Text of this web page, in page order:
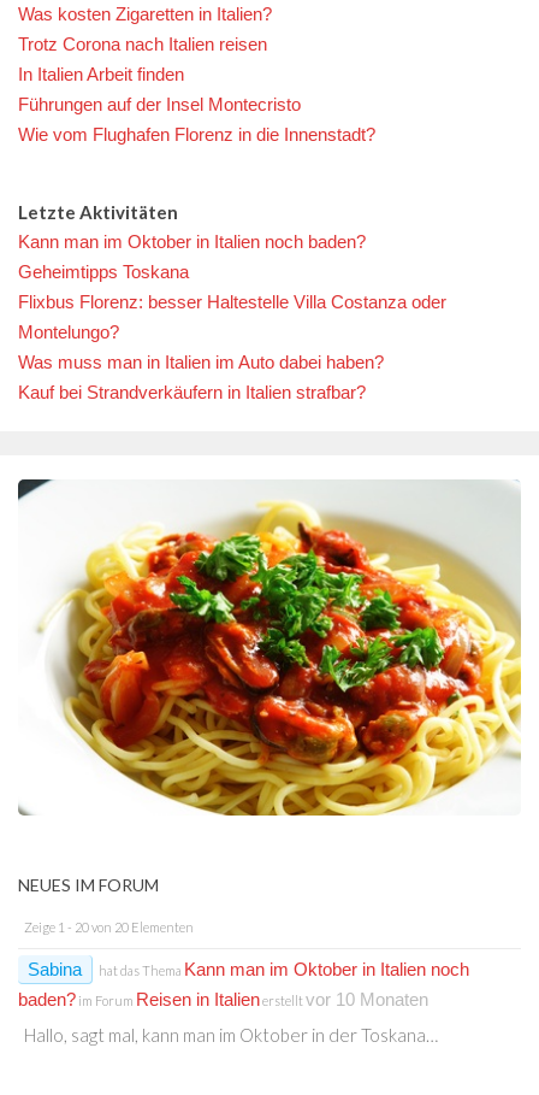
Was kosten Zigaretten in Italien?
Trotz Corona nach Italien reisen
In Italien Arbeit finden
Führungen auf der Insel Montecristo
Wie vom Flughafen Florenz in die Innenstadt?
Letzte Aktivitäten
Kann man im Oktober in Italien noch baden?
Geheimtipps Toskana
Flixbus Florenz: besser Haltestelle Villa Costanza oder
Montelungo?
Was muss man in Italien im Auto dabei haben?
Kauf bei Strandverkäufern in Italien strafbar?
NEUES IM FORUM
Zeige 1 - 20 von 20 Elementen
Sabina hat das Thema Kann man im Oktober in Italien noch
baden? im Forum Reisen in Italienerstellt vor 10 Monaten
Hallo, sagt mal, kann man im Oktober in der Toskana…